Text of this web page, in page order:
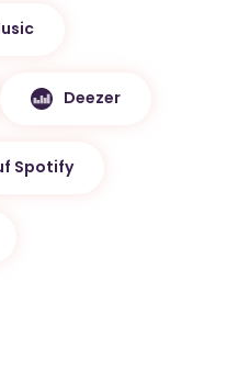
Deezer
Spotify